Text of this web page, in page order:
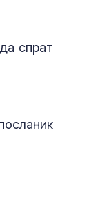
спрат